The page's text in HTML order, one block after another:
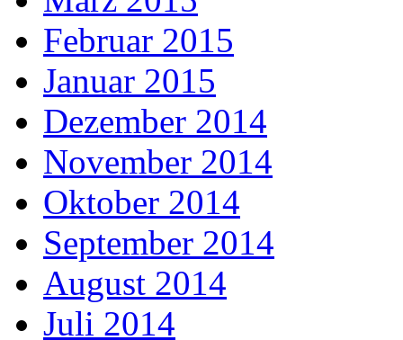
Februar 2015
Januar 2015
Dezember 2014
November 2014
Oktober 2014
September 2014
August 2014
Juli 2014